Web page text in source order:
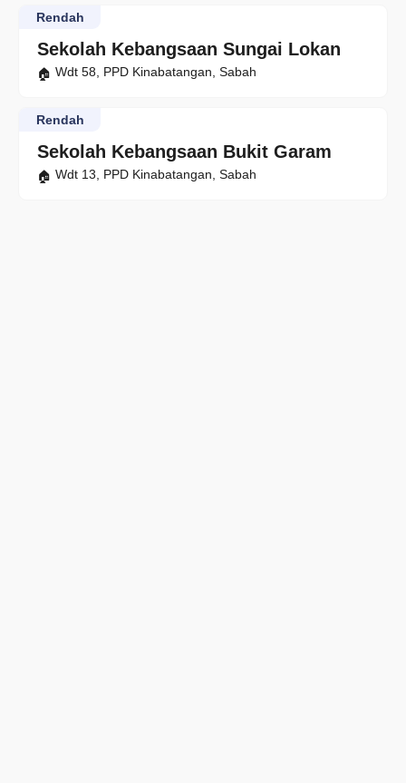
Sekolah Kebangsaan Sungai Lokan
Rendah
Wdt 58, PPD Kinabatangan, Sabah
Sekolah Kebangsaan Bukit Garam
Rendah
Wdt 13, PPD Kinabatangan, Sabah